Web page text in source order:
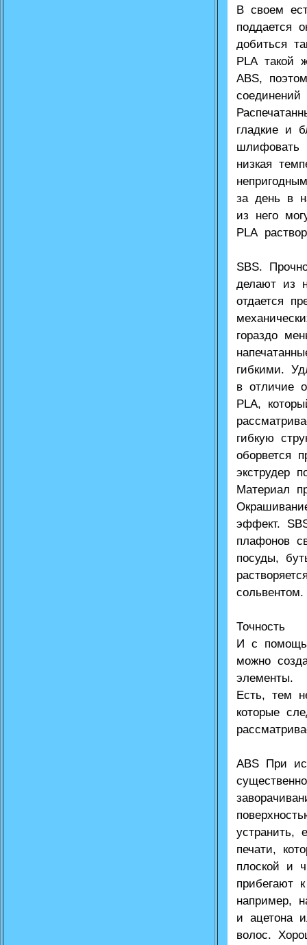
В своем
поддается
добиться
PLA такой
ABS,
гладкие и
шлифовать
низкая
за день в
из него
PLA
SBS.
делают из
отдается
гораздо
гибкими.
в отличие
PLA,
гибкую
оборвется
экструдер
Материал
эффект.
плафонов
посуды,
сольвентом.
Точность
И с
можно
элементы.
Есть, тем
которые
ABS При
устранить,
печати,
плоской и
прибегают
например,
и ацетона
волос.